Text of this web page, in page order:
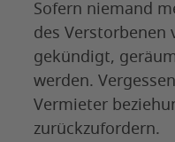
Sofern niemand
des Verstorbenen
gekündigt,
werden.
Vermieter
zurückzufordern.